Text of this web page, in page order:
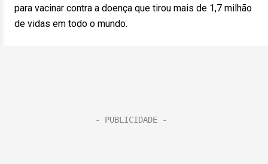
para vacinar contra a doença que tirou mais de 1,7 milhão
de vidas em todo o mundo.